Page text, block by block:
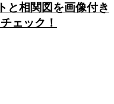
と相関図を画像付き
ェック！